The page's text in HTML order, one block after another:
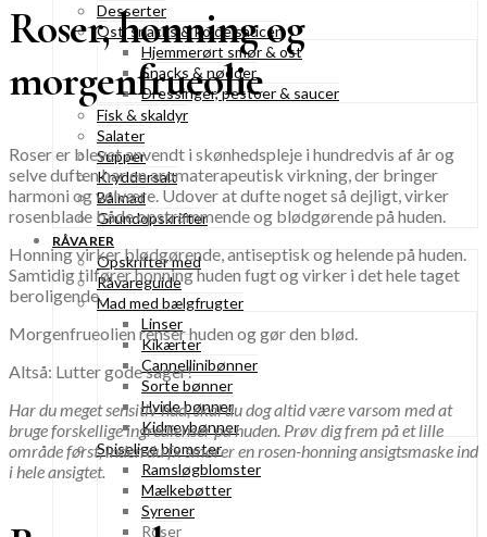
Desserter
Ost, snacks & kolde saucer
Hjemmerørt smør & ost
Snacks & nødder
Dressinger, pestoer & saucer
Fisk & skaldyr
Salater
Supper
Kryddersalt
Bålmad
Grundopskrifter
RÅVARER
Opskrifter med
Råvareguide
Mad med bælgfrugter
Linser
Kikærter
Cannellinibønner
Sorte bønner
Hvide bønner
Kidneybønner
Spiselige blomster
Ramsløgblomster
Mælkebøtter
Syrener
Roser
Roser, honning og
morgenfrueolie
Roser er blevet anvendt i skønhedspleje i hundredvis af år og
selve duften har en aromaterapeutisk virkning, der bringer
harmoni og velvære. Udover at dufte noget så dejligt, virker
rosenblade både opstrammende og blødgørende på huden.
Honning virker blødgørende, antiseptisk og helende på huden.
Samtidig tilfører honning huden fugt og virker i det hele taget
beroligende.
Morgenfrueolien renser huden og gør den blød.
Altså: Lutter gode sager!
Har du meget sensitiv hud, skal du dog altid være varsom med at
bruge forskellige ingredienser på huden. Prøv dig frem på et lille
område først, inden du fx smører en rosen-honning ansigtsmaske ind
i hele ansigtet.